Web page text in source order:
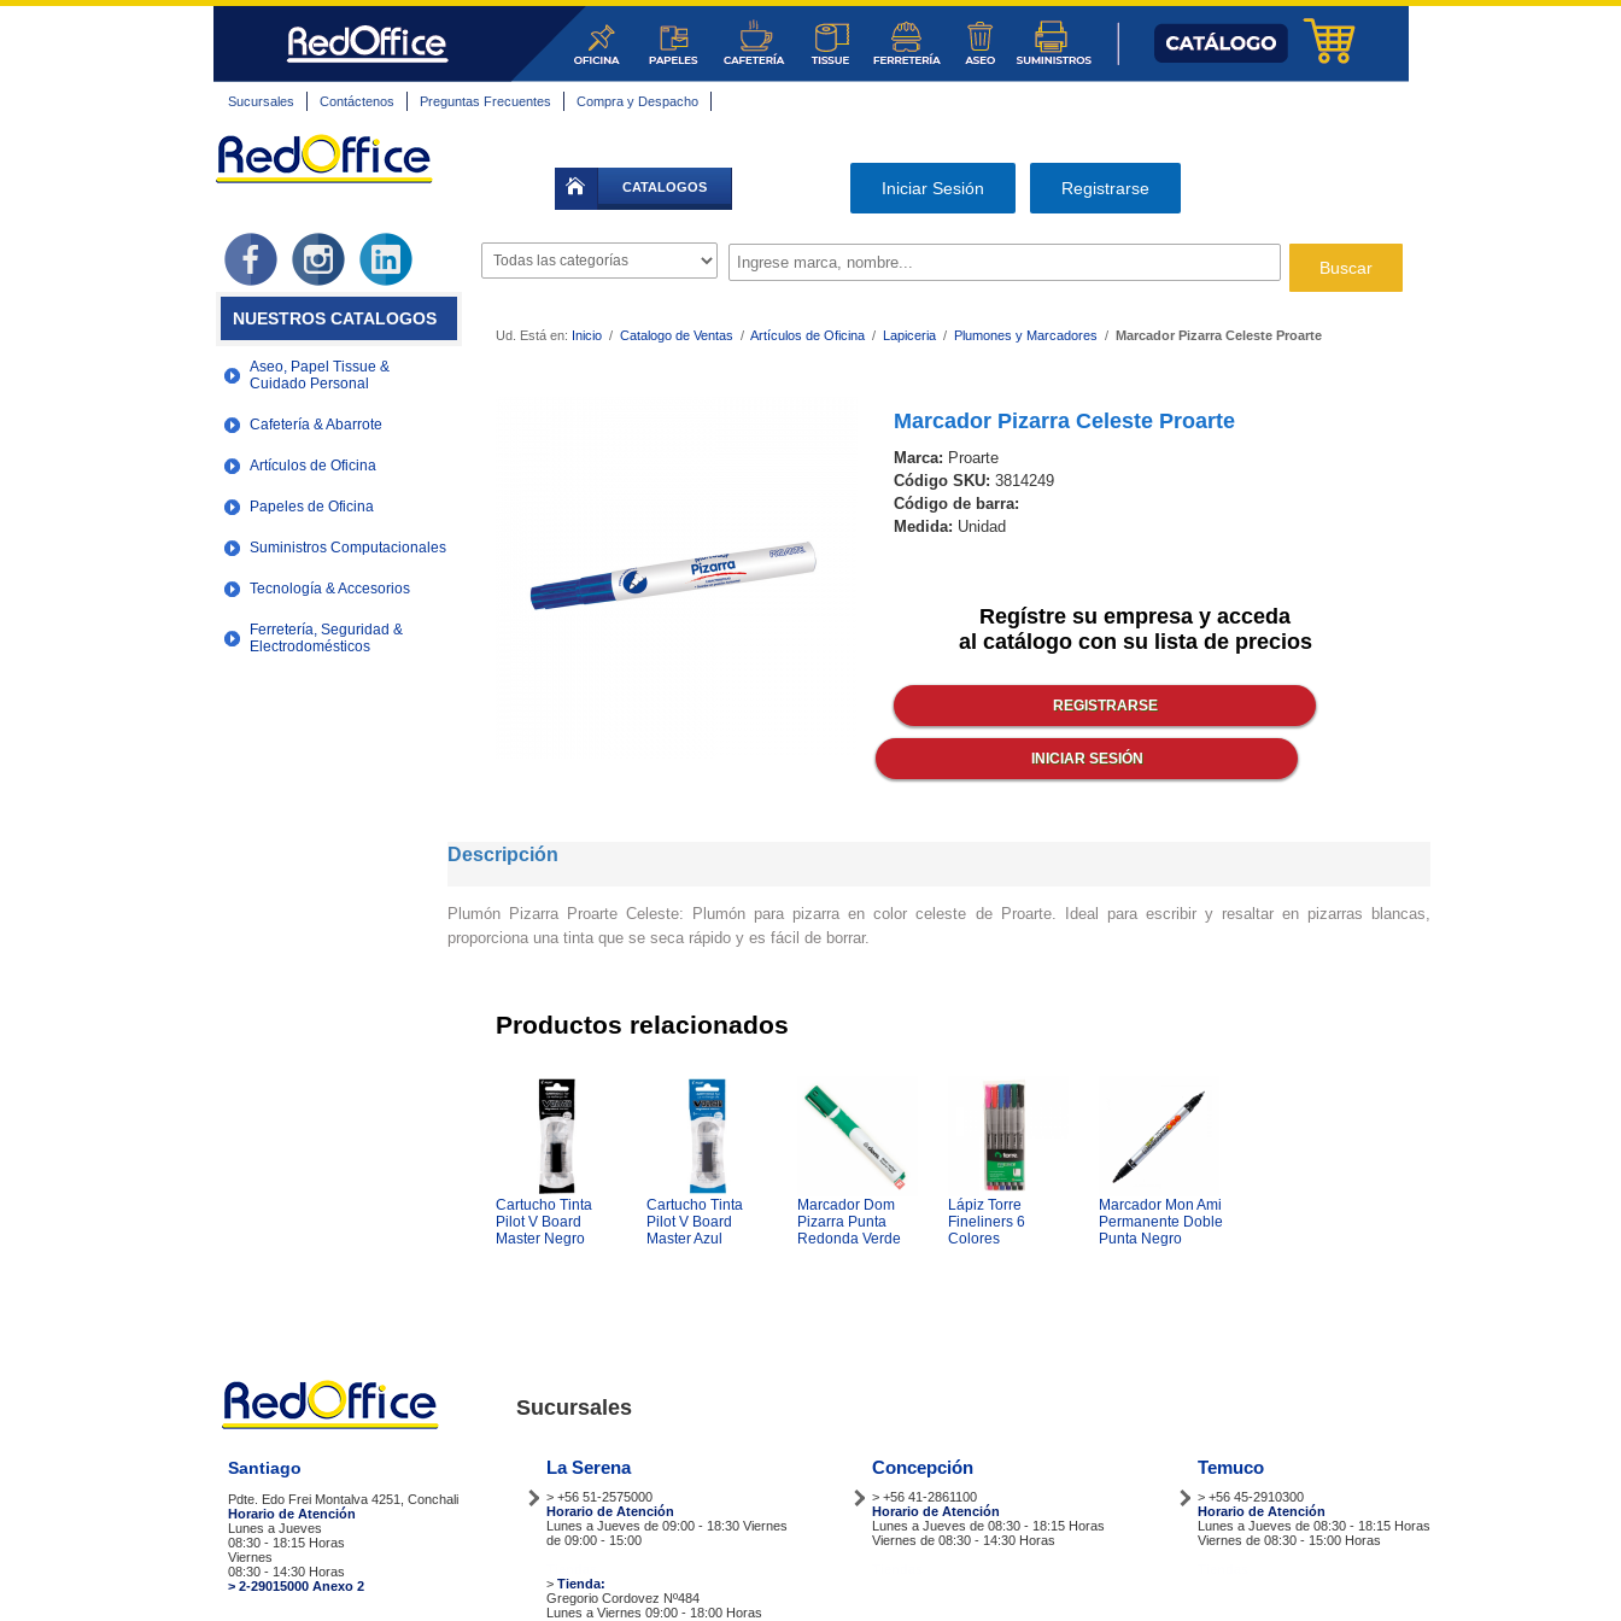
Sucursales Contáctenos Preguntas Frecuentes Compra y Despacho
Iniciar Sesión Registrarse
CATALOGOS
Buscar
NUESTROS CATALOGOS
Aseo, Papel Tissue &
Cuidado Personal
Cafetería & Abarrote
Artículos de Oficina
Papeles de Oficina
Suministros Computacionales
Tecnología & Accesorios
Ferretería, Seguridad &
Electrodomésticos
Ud. Está en: Inicio / Catalogo de Ventas / Artículos de Oficina / Lapiceria / Plumones y Marcadores / Marcador Pizarra Celeste Proarte
Marcador Pizarra Celeste Proarte
Marca: Proarte
Código SKU: 3814249
Código de barra:
Medida: Unidad
Regístre su empresa y acceda
al catálogo con su lista de precios
Descripción
Plumón Pizarra Proarte Celeste: Plumón para pizarra en color celeste de Proarte. Ideal para escribir y resaltar en pizarras blancas,
proporciona una tinta que se seca rápido y es fácil de borrar.
Productos relacionados
Cartucho Tinta
Pilot V Board
Master Negro
Cartucho Tinta
Pilot V Board
Master Azul
Marcador Dom
Pizarra Punta
Redonda Verde
Lápiz Torre
Fineliners 6
Colores
Marcador Mon Ami
Permanente Doble
Punta Negro
Santiago
Pdte. Edo Frei Montalva 4251, Conchali
Horario de Atención
Lunes a Jueves
08:30 - 18:15 Horas
Viernes
08:30 - 14:30 Horas
> 2-29015000 Anexo 2
Sucursales
La Serena
> +56 51-2575000
Horario de Atención
Lunes a Jueves de 09:00 - 18:30 Viernes
de 09:00 - 15:00
> Tienda:
Gregorio Cordovez Nº484
Lunes a Viernes 09:00 - 18:00 Horas
Concepción
> +56 41-2861100
Horario de Atención
Lunes a Jueves de 08:30 - 18:15 Horas
Viernes de 08:30 - 14:30 Horas
Temuco
> +56 45-2910300
Horario de Atención
Lunes a Jueves de 08:30 - 18:15 Horas
Viernes de 08:30 - 15:00 Horas